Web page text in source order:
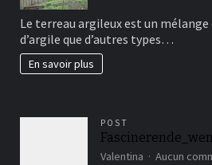
Le terreau argileux est un
d’argile que d’autres types…
En savoir plus
POST
Valentina Aucun